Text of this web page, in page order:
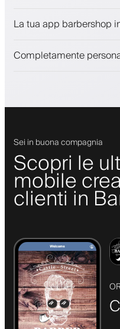
Coinvolgi i clienti
La tua app barbershop
Completamente
Sei in buona compagnia
Scopri le
mobile
clienti in